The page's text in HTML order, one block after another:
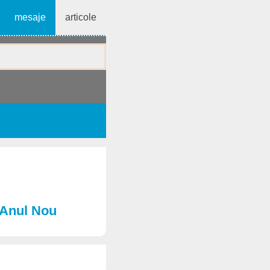
mesaje articole
Nou